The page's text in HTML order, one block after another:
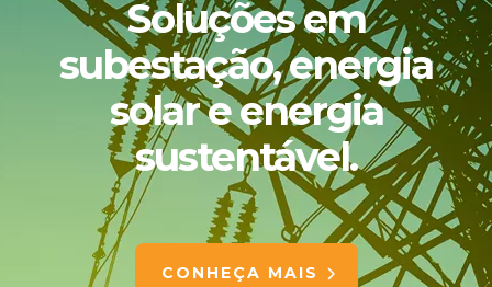
Soluções em
subestação, energia
solar e energia
sustentável.
CONHEÇA MAIS